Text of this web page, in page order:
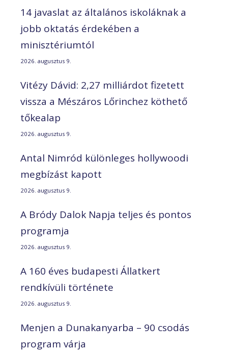
14 javaslat az általános iskoláknak a
jobb oktatás érdekében a
minisztériumtól
2026. augusztus 9.
Vitézy Dávid: 2,27 milliárdot fizetett
vissza a Mészáros Lőrinchez köthető
tőkealap
2026. augusztus 9.
Antal Nimród különleges hollywoodi
megbízást kapott
2026. augusztus 9.
A Bródy Dalok Napja teljes és pontos
programja
2026. augusztus 9.
A 160 éves budapesti Állatkert
rendkívüli története
2026. augusztus 9.
Menjen a Dunakanyarba – 90 csodás
program várja